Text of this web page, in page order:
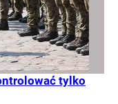
tylko